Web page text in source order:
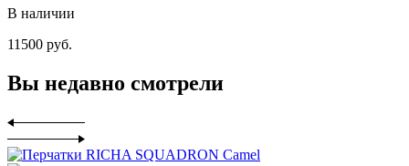
В наличии
11500 руб.
Вы недавно смотрели